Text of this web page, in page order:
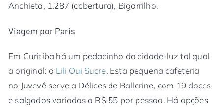
Anchieta, 1.287 (cobertura), Bigorrilho.
Viagem por Paris
Em Curitiba há um pedacinho da cidade-luz tal qual
a original: o Lili Oui Sucre. Esta pequena cafeteria
no Juvevê serve a Délices de Ballerine, com 19 doces
e salgados variados a R$ 55 por pessoa. Há opções